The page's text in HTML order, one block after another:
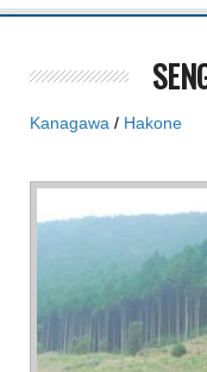
Kanagawa / Hakone